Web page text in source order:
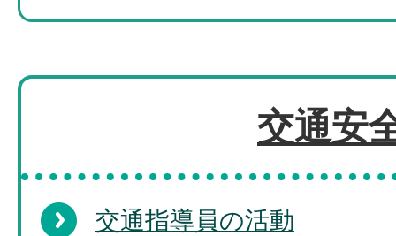
交通安
交通指導員の活動